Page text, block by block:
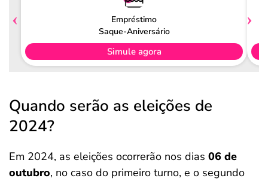
Empréstimo
Saque-Aniversário
Simule agora
Quando serão as eleições de
2024?
Em 2024, as eleições ocorrerão nos dias 06 de
outubro, no caso do primeiro turno, e o segundo